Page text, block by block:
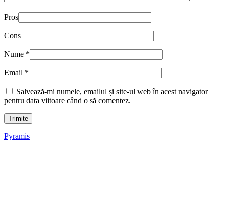
Pros
Cons
Nume *
Email *
Salvează-mi numele, emailul și site-ul web în acest navigator
pentru data viitoare când o să comentez.
Pyramis